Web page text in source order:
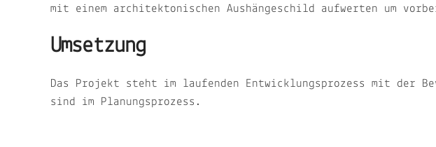
mit einem architektonischen Aushängeschild aufwerten um
Umsetzung
Das Projekt steht im laufenden Entwicklungsprozess mit
sind im Planungsprozess.